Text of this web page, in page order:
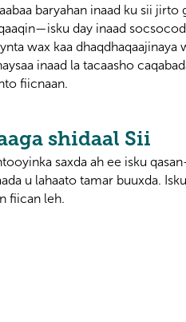
baryahan inaad ku sii
day inaad
wax kaa
inaad la tacaasho
fiicnaan.
shidaal Sii
saxda ah ee isku
u lahaato tamar buuxda.
fiican leh.